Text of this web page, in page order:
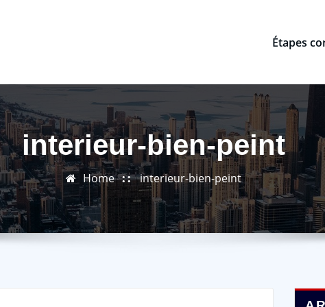
Étapes
interieur-bien-peint
Home interieur-bien-peint